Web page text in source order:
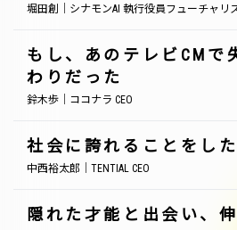
堀田創｜シナモンAI 執行役員フューチャリ
もし、あのテレビCMで
わりだった
鈴木歩｜ココナラ CEO
社会に誇れることをし
中西裕太郎｜TENTIAL CEO
隠れた才能と出会い、